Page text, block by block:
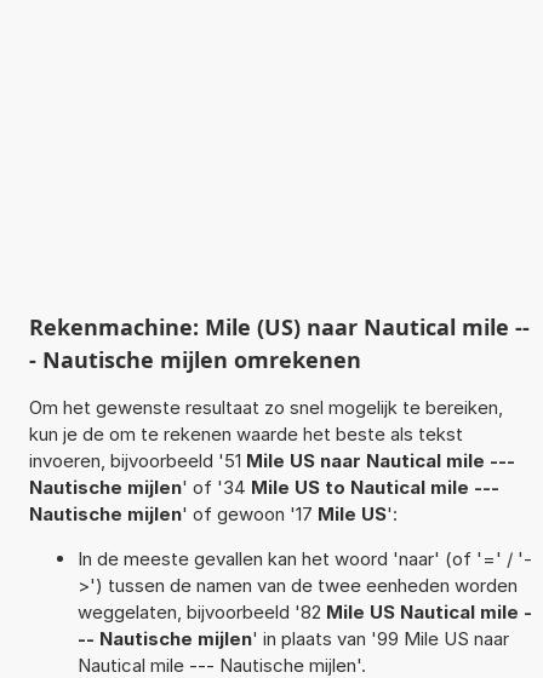
Rekenmachine: Mile (US) naar Nautical mile --
- Nautische mijlen omrekenen
Om het gewenste resultaat zo snel mogelijk te bereiken,
kun je de om te rekenen waarde het beste als tekst
invoeren, bijvoorbeeld '51 Mile US naar Nautical mile ---
Nautische mijlen' of '34 Mile US to Nautical mile ---
Nautische mijlen' of gewoon '17 Mile US':
In de meeste gevallen kan het woord 'naar' (of '=' / '-
>') tussen de namen van de twee eenheden worden
weggelaten, bijvoorbeeld '82 Mile US Nautical mile -
-- Nautische mijlen' in plaats van '99 Mile US naar
Nautical mile --- Nautische mijlen'.